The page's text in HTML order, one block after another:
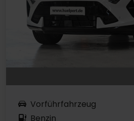
Vorführfahrzeug
Benzin